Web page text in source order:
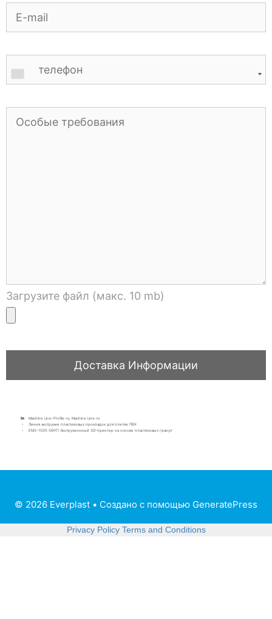
Загрузите файл (макс. 10 mb)
Machine Line-Profile-ru, Machine Line-ru
Линия экструзии пластиковых прокладок для плитки ПВХ
EM3-1505-D(HT) Экструзионный 3D-принтер на основе пластиковых гранул
© 2026 Everplast • Создано с помощью GeneratePress
Privacy Policy Terms and Conditions